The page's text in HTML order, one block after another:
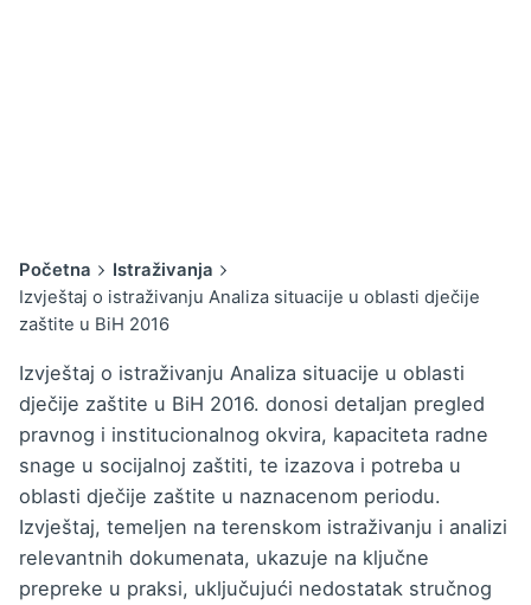
Početna
Istraživanja
Izvještaj o istraživanju Analiza situacije u oblasti dječije
zaštite u BiH 2016
Izvještaj o istraživanju Analiza situacije u oblasti
dječije zaštite u BiH 2016. donosi detaljan pregled
pravnog i institucionalnog okvira, kapaciteta radne
snage u socijalnoj zaštiti, te izazova i potreba u
oblasti dječije zaštite u naznacenom periodu.
Izvještaj, temeljen na terenskom istraživanju i analizi
relevantnih dokumenata, ukazuje na ključne
prepreke u praksi, uključujući nedostatak stručnog